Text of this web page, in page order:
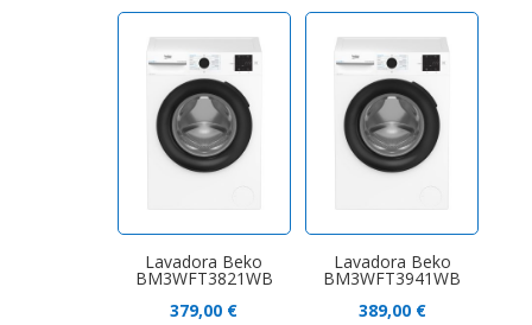
Lavadora Beko
BM3WFT3821WB
379,00 €
Lavadora Beko
BM3WFT3941WB
389,00 €